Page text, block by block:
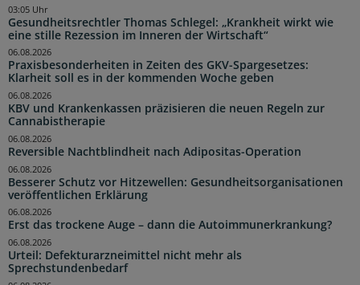
Gesundheitsrechtler Thomas Schlegel: „Krankheit wirkt wie
eine stille Rezession im Inneren der Wirtschaft“
03:05 Uhr
Praxisbesonderheiten in Zeiten des GKV-Spargesetzes:
Klarheit soll es in der kommenden Woche geben
06.08.2026
KBV und Krankenkassen präzisieren die neuen Regeln zur
Cannabistherapie
06.08.2026
Reversible Nachtblindheit nach Adipositas-Operation
06.08.2026
Besserer Schutz vor Hitzewellen: Gesundheitsorganisationen
veröffentlichen Erklärung
06.08.2026
Erst das trockene Auge – dann die Autoimmunerkrankung?
06.08.2026
Urteil: Defekturarzneimittel nicht mehr als
Sprechstundenbedarf
06.08.2026